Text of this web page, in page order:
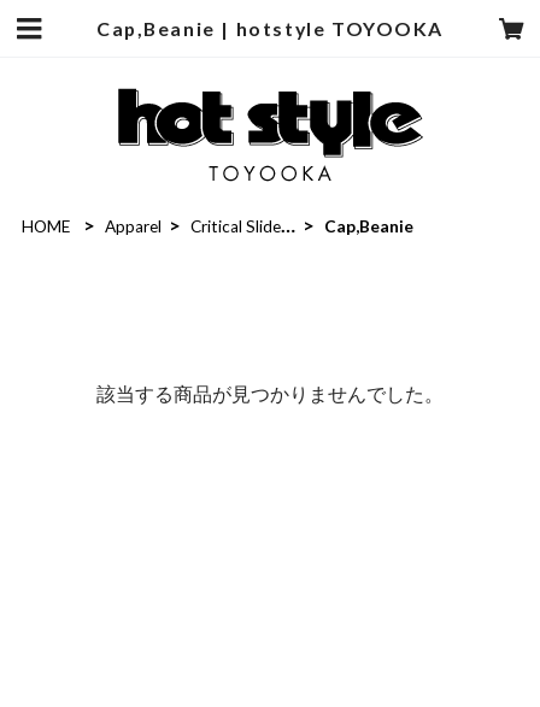
Cap,Beanie | hotstyle TOYOOKA
HOME Apparel Critical Slide(TCSS) Cap,Beanie
該当する商品が見つかりませんでした。